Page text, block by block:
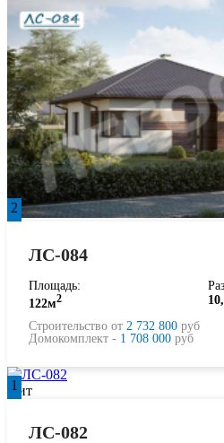
2
ЛС-084
Площадь:
122м2
Строительство от 2 732 800 руб
Домокомплект - 1 708 000 руб
Хит
1
ЛС-082